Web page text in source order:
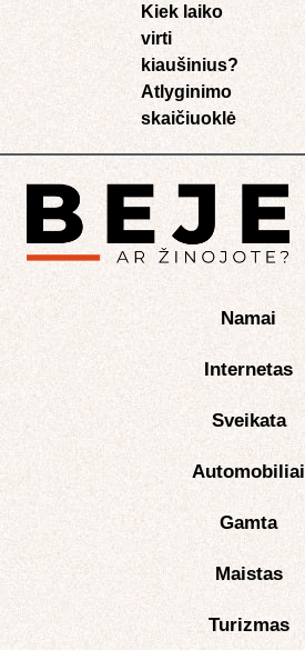
Kiek laiko
virti
kiaušinius?
Atlyginimo
skaičiuoklė​
Namai
Internetas
Sveikata
Automobiliai
Gamta
Maistas
Turizmas